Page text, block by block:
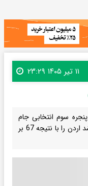
۱۱ تیر ۱۴۰۵ ۲۳:۲۹
سوم انتخابی جام
جهانی 2027، با ارائه نمایشی برتر موفق شد اردن را با نتیجه 67 بر